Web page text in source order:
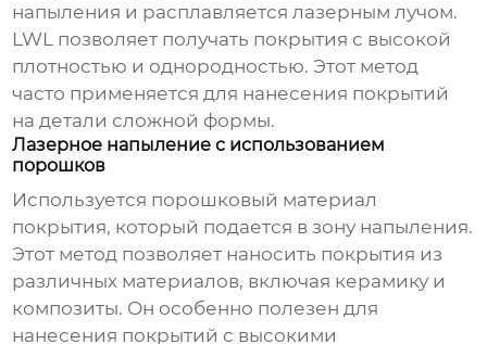
напыления и расплавляется лазерным лучом.
LWL позволяет получать покрытия с высокой
плотностью и однородностью. Этот метод
часто применяется для нанесения покрытий
на детали сложной формы.
Лазерное напыление с использованием
порошков
Используется порошковый материал
покрытия, который подается в зону напыления.
Этот метод позволяет наносить покрытия из
различных материалов, включая керамику и
композиты. Он особенно полезен для
нанесения покрытий с высокими